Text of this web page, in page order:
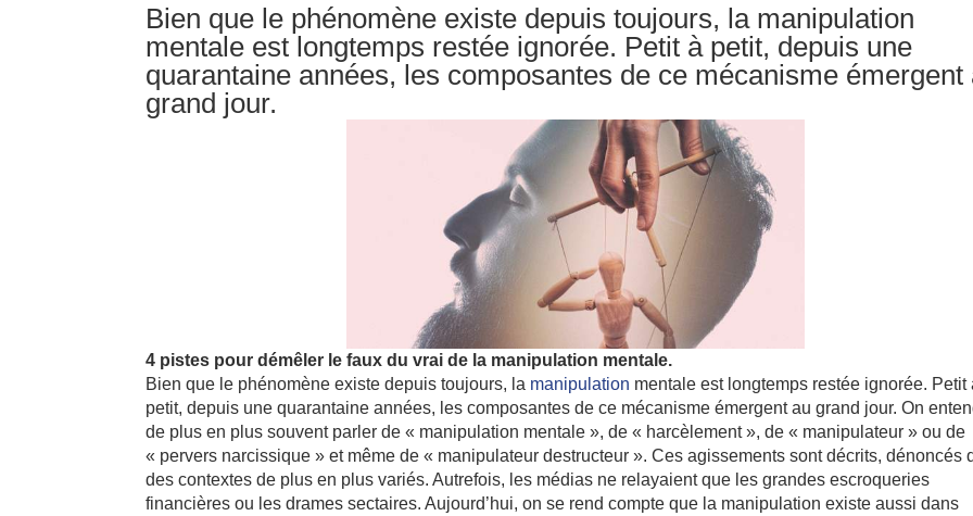
Bien que le phénomène existe depuis toujours, la manipulation
mentale est longtemps restée ignorée. Petit à petit, depuis une
quarantaine années, les composantes de ce mécanisme émergent
grand jour.
4 pistes pour démêler le faux du vrai de la manipulation mentale.
Bien que le phénomène existe depuis toujours, la manipulation mentale est longtemps restée ignorée. Petit
petit, depuis une quarantaine années, les composantes de ce mécanisme émergent au grand jour. On
de plus en plus souvent parler de « manipulation mentale », de « harcèlement », de « manipulateur » ou de
« pervers narcissique » et même de « manipulateur destructeur ». Ces agissements sont décrits, dénoncés
des contextes de plus en plus variés. Autrefois, les médias ne relayaient que les grandes escroqueries
financières ou les drames sectaires. Aujourd’hui, on se rend compte que la manipulation existe aussi dans